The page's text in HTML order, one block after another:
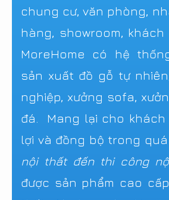
chung cư, văn phòng,
hàng, showroom, khách
MoreHome có hệ
sản xuất đồ gỗ tự
nghiệp, xưởng sofa,
đá. Mang lại cho
lợi và đồng bộ trong
nội thất đến thi công
được sản phẩm cao